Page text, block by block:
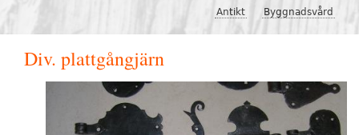
Antikt
Byggnadsvård
Div. plattgångjärn